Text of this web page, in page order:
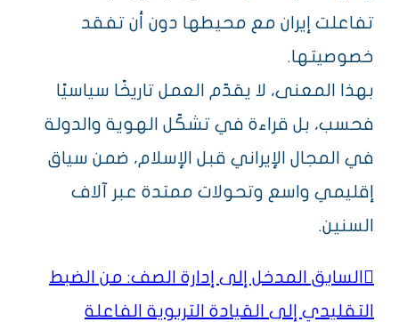
تفاعلت إيران مع محيطها دون أن تفقد
خصوصيتها.
بهذا المعنى، لا يقدّم العمل تاريخًا سياسيًا
فحسب، بل قراءة في تشكّل الهوية والدولة
في المجال الإيراني قبل الإسلام، ضمن سياق
إقليمي واسع وتحولات ممتدة عبر آلاف
السنين.
السابق المدخل إلى إدارة الصف: من الضبط
التقليدي إلى القيادة التربوية الفاعلة